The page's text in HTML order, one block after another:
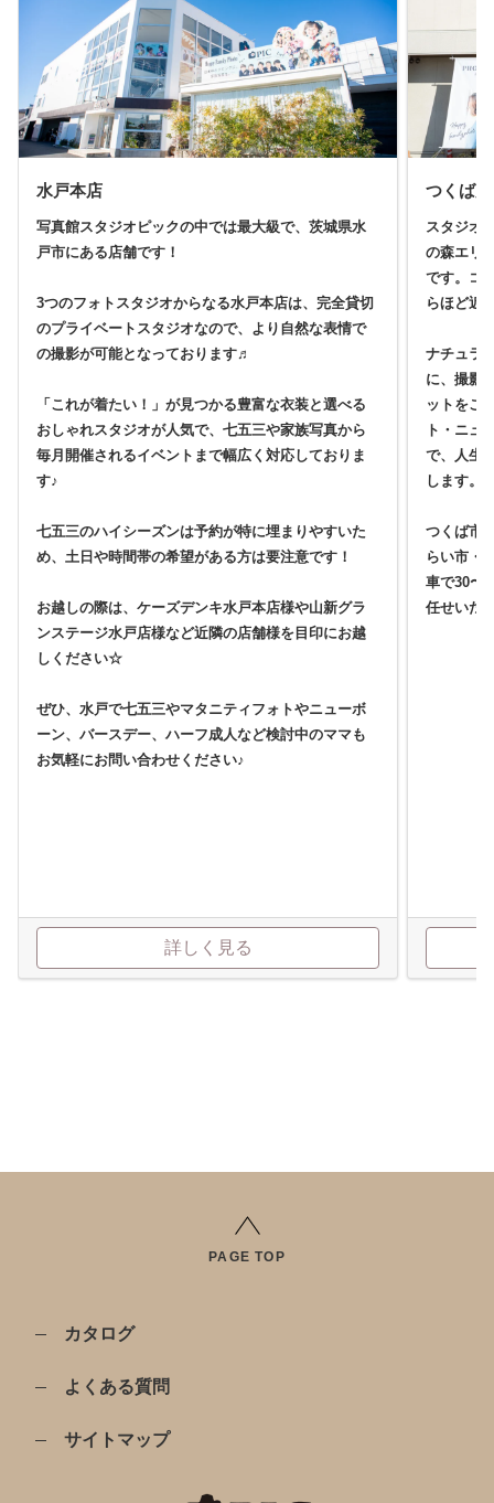
水戸本店
写真館スタジオピックの中では最大級で、茨城県水
戸市にある店舗です！
3つのフォトスタジオからなる水戸本店は、完全貸切
のプライベートスタジオなので、より自然な表情で
の撮影が可能となっております♬
「これが着たい！」が見つかる豊富な衣装と選べる
おしゃれスタジオが人気で、七五三や家族写真から
毎月開催されるイベントまで幅広く対応しておりま
す♪
七五三のハイシーズンは予約が特に埋まりやすいた
め、土日や時間帯の希望がある方は要注意です！
お越しの際は、ケーズデンキ水戸本店様や山新グラ
ンステージ水戸店様など近隣の店舗様を目印にお越
しください☆
ぜひ、水戸で七五三やマタニティフォトやニューボ
ーン、バースデー、ハーフ成人など検討中のママも
お気軽にお問い合わせください♪
詳しく見る
つくば店
スタジオ
の森エリ
です。コ
らほど近
ナチュラ
に、撮影
ットをご
ト・ニュ
で、人生
します。
つくば市
らい市・
車で30〜
任せいた
PAGE TOP
カタログ
よくある質問
サイトマップ